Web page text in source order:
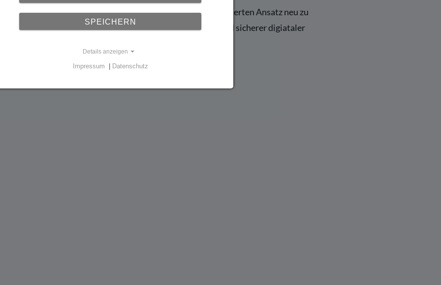
und Dienstleistungen mit einem kundenfokussierten Ansatz neu zu
machen und damit zu einem besseren globalen Internet und sicherer digiataler
SPEICHERN
Details anzeigen
Impressum Datenschutz